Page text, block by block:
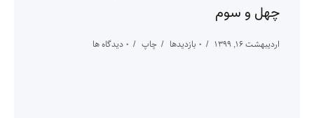
چهل و سوم
اردیبهشت ۱۶, ۱۳۹۹ ۰ بازدیدها چاپ ۰ دیدگاه ها